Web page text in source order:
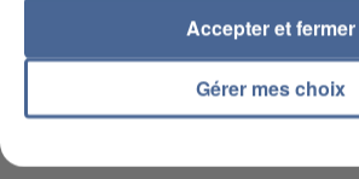
L’UN DES FONDATEURS
MAFIA INTERPELLÉ EN ALGÉRIE
Gérer mes choix
Accepter et fermer